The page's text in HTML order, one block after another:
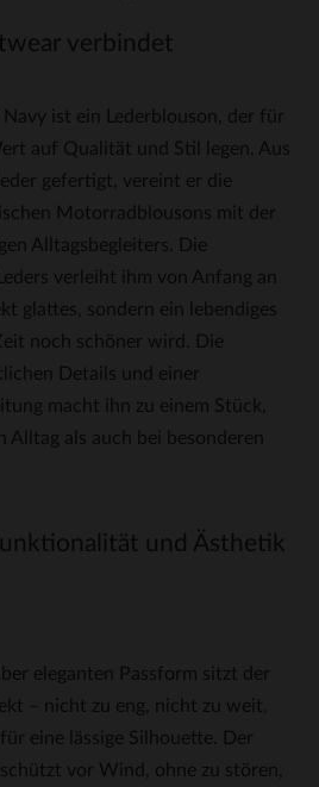
verbindet
Navy ist ein Lederblouson, der für
auf Qualität und Stil legen. Aus
gefertigt, vereint er die
Motorradblousons mit der
Alltagsbegleiters. Die
verleiht ihm von Anfang an
glattes, sondern ein lebendiges
noch schöner wird. Die
Details und einer
macht ihn zu einem Stück,
Alltag als auch bei besonderen
und Ästhetik
eleganten Passform sitzt der
– nicht zu eng, nicht zu weit,
eine lässige Silhouette. Der
vor Wind, ohne zu stören,